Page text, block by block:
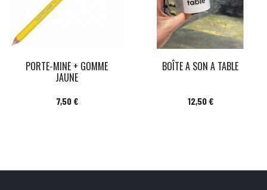
PORTE-MINE + GOMME
JAUNE
Prix
7,50 €
BOÎTE A SON A TABLE
Prix
12,50 €